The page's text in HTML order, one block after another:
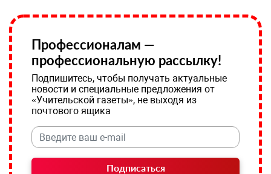
Профессионалам —
профессиональную рассылку!
Подпишитесь, чтобы получать актуальные
новости и специальные предложения от
«Учительской газеты», не выходя из
почтового ящика
Подписаться